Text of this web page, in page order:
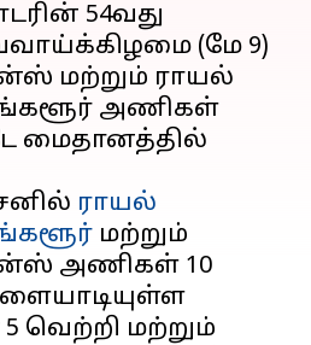
54வது
(மே 9)
மற்றும் ராயல்
அணிகள்
மைதானத்தில்
ராயல்
மற்றும்
அணிகள் 10
வெற்றி மற்றும்